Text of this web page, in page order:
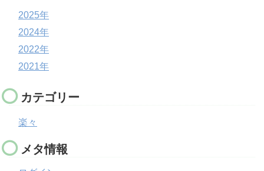
2025年
2024年
2022年
2021年
カテゴリー
楽々
メタ情報